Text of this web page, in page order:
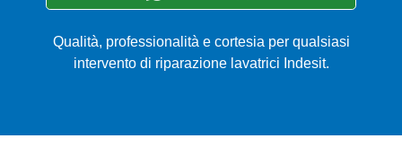
Qualità, professionalità e cortesia per qualsiasi
intervento di riparazione lavatrici Indesit.